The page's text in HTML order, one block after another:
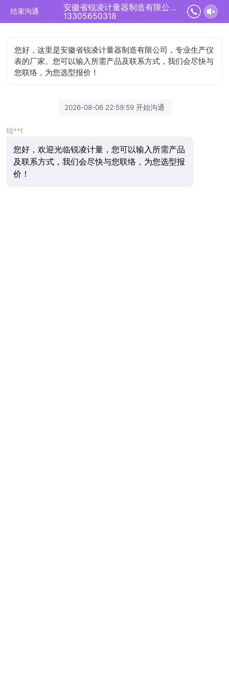
结束沟通
安徽省锐凌计量器制造有限公司正在为您服务
13305650318
您好，这里是安徽省锐凌计量器制造有限公司，专业生产仪
表的厂家。您可以输入所需产品及联系方式，我们会尽快与
您联络，为您选型报价！
2026-08-06 22:59:59 开始沟通
锐**f
您好，欢迎光临锐凌计量，您可以输入所需产品
及联系方式，我们会尽快与您联络，为您选型报
价！